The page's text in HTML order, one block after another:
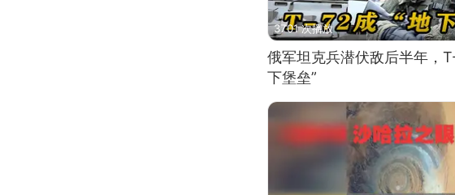
3701 次播放
俄军坦克兵潜伏敌后半年，
下堡垒”